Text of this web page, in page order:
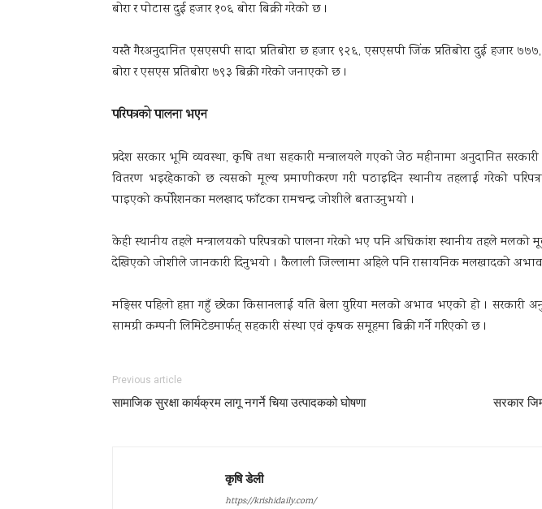
बोरा र पोटास दुई हजार १०६ बोरा बिक्री गरेको छ ।
यस्तै गैरअनुदानित एसएसपी सादा प्रतिबोरा छ हजार ९२६, एसएसपी जिंक प्रतिबोरा दुई हजार ७७७,
बोरा र एसएस प्रतिबोरा ७९३ बिक्री गरेको जनाएको छ ।
परिपत्रको पालना भएन
प्रदेश सरकार भूमि व्यवस्था, कृषि तथा सहकारी मन्त्रालयले गएको जेठ महीनामा अनुदानित
वितरण भइरहेकाको छ त्यसको मूल्य प्रमाणीकरण गरी पठाइदिन स्थानीय तहलाई गरेको
पाइएको कर्पोरेशनका मलखाद फाँटका रामचन्द्र जोशीले बताउनुभयो ।
केही स्थानीय तहले मन्त्रालयको परिपत्रको पालना गरेको भए पनि अधिकांश स्थानीय तहले मलको
देखिएको जोशीले जानकारी दिनुभयो । कैलाली जिल्लामा अहिले पनि रासायनिक मलखादको
मङ्सिर पहिलो हप्ता गहुँ छरेका किसानलाई यति बेला युरिया मलको अभाव भएको हो । सरकारी
सामग्री कम्पनी लिमिटेडमार्फत् सहकारी संस्था एवं कृषक समूहमा बिक्री गर्ने गरिएको छ ।
Previous article
सामाजिक सुरक्षा कार्यक्रम लागू नगर्ने चिया उत्पादकको घोषणा सरकार
कृषि डेली
https://krishidaily.com/